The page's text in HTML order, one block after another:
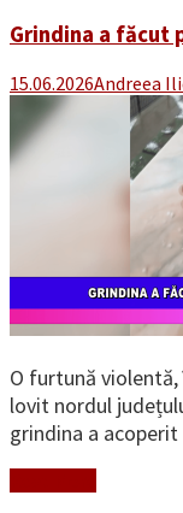
Grindina a făcut
15.06.2026Andreea
O furtună
lovit nordul
grindina a